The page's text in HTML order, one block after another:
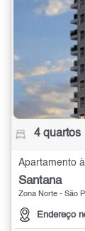
4 quartos
Apartamento
Santana
Zona Norte - São
Endereço